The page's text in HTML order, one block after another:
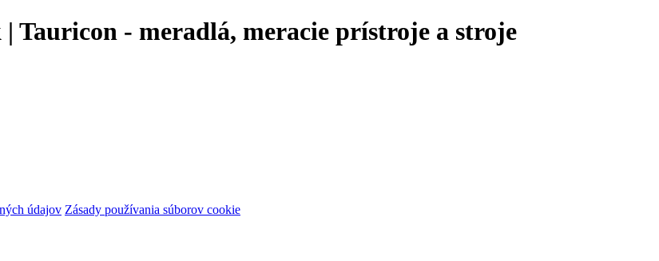
Tauricon - meradlá, meracie prístroje a stroje
údajov Zásady používania súborov cookie